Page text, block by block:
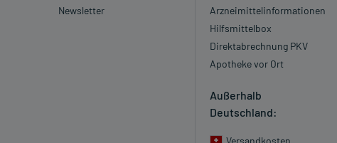
Newsletter
Arzneimittelinformationen
Hilfsmittelbox
Direktabrechnung PKV
Apotheke vor Ort
Außerhalb
Deutschland: